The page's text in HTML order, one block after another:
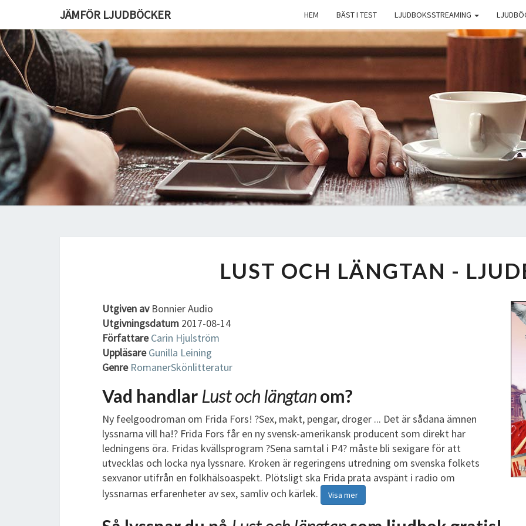
JÄMFÖR LJUDBÖCKER HEM BÄST I TEST LJUDBOKSSTREAMING
U
T
A
N
L
J
B
LUST OCH LÄNGTAN -
Utgiven avBonnier Audio
Utgivningsdatum 2017-08-14
Författare Carin Hjulström
Uppläsare Gunilla Leining
Genre RomanerSkönlitteratur
Vad handlar Lust och längtanom?
Ny feelgoodroman om Frida Fors! ?Sex, makt, pengar, droger ... Det är sådana ämnen
lyssnarna vill ha!? Frida Fors får en ny svensk-amerikansk producent som direkt har
ledningens öra. Fridas kvällsprogram ?Sena samtal i P4? måste bli sexigare för att
utvecklas och locka nya lyssnare. Kroken är regeringens utredning om svenska folkets
sexvanor utifrån en folkhälsoaspekt. Plötsligt ska Frida prata avspänt i radio om
lyssnarnas erfarenheter av sex, samliv och kärlek.
Visa mer